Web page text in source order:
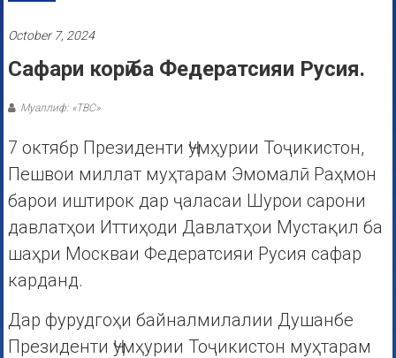
October 7, 2024
Сафари корӣ ба Федератсияи Русия.
Муаллиф: «ТВС»
7 октябр Президенти Ҷумҳурии Тоҷикистон,
Пешвои миллат муҳтарам Эмомалӣ Раҳмон
барои иштирок дар ҷаласаи Шурои сарони
давлатҳои Иттиҳоди Давлатҳои Мустақил ба
шаҳри Москваи Федератсияи Русия сафар
карданд.
Дар фурудгоҳи байналмилалии Душанбе
Президенти Ҷумҳурии Тоҷикистон муҳтарам